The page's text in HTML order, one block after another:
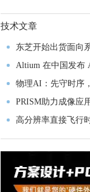
源，赋能高端装备制造
技术文章
东芝开始出货面向
入门级M4V组
Altium 在中国发布
物理AI：先守时序
PRISM助力成像应
实战指南一文解读
高分辨率直接飞行
空间感知能力